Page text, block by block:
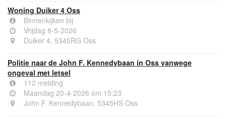
Woning Duiker 4 Oss
Binnenkijken bij
Vrijdag 8-5-2026
Duiker 4, 5345RG Oss
Politie naar de John F. Kennedybaan in Oss vanwege
ongeval met letsel
112 melding
Maandag 20-4-2026 om 15:23
John F. Kennedybaan, 5345HS Oss